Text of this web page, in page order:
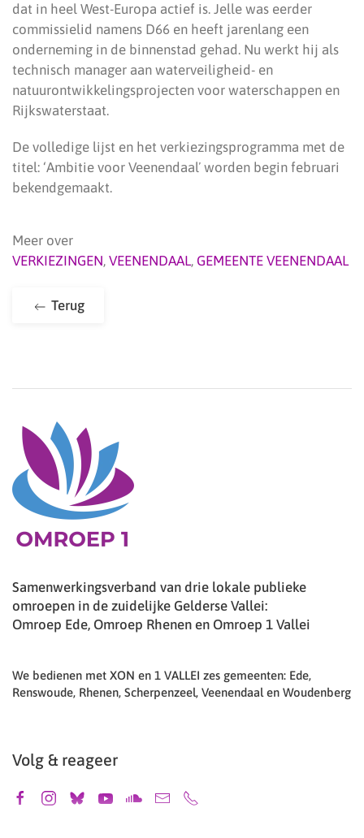
dat in heel West-Europa actief is. Jelle was eerder
commissielid namens D66 en heeft jarenlang een
onderneming in de binnenstad gehad. Nu werkt hij als
technisch manager aan waterveiligheid- en
natuurontwikkelingsprojecten voor waterschappen en
Rijkswaterstaat.
De volledige lijst en het verkiezingsprogramma met de
titel: ‘Ambitie voor Veenendaalʼ worden begin februari
bekendgemaakt.
Meer over
VERKIEZINGEN, VEENENDAAL, GEMEENTE VEENENDAAL
Terug
Samenwerkingsverband van drie lokale publieke
omroepen in de zuidelijke Gelderse Vallei:
Omroep Ede, Omroep Rhenen en Omroep 1 Vallei
We bedienen met XON en 1 VALLEI zes gemeenten: Ede,
Renswoude, Rhenen, Scherpenzeel, Veenendaal en Woudenberg
Volg & reageer